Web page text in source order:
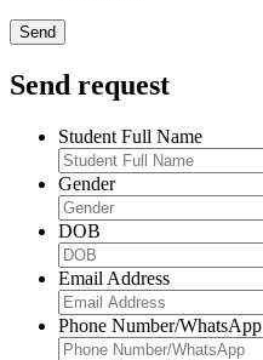
Send request
Student Full Name
Gender
DOB
Email Address
Phone Number/WhatsApp